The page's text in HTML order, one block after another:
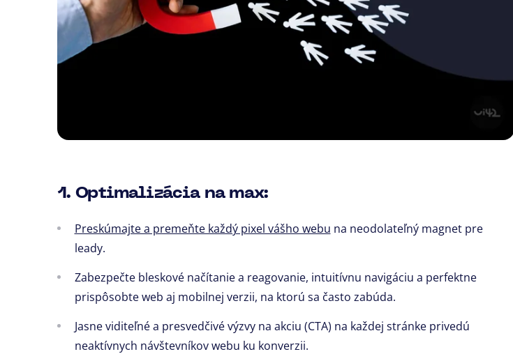
1. Optimalizácia na max:
Preskúmajte a premeňte každý pixel vášho webu na neodolateľný magnet pre
leady.
Zabezpečte bleskové načítanie a reagovanie, intuitívnu navigáciu a perfektne
prispôsobte web aj mobilnej verzii, na ktorú sa často zabúda.
Jasne viditeľné a presvedčivé výzvy na akciu (CTA) na každej stránke privedú
neaktívnych návštevníkov webu ku konverzii.